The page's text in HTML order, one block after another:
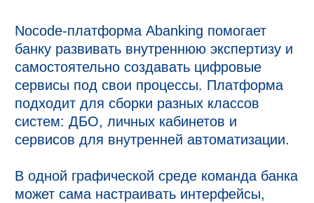
Nocode-платформа Abanking помогает
банку развивать внутреннюю экспертизу и
самостоятельно создавать цифровые
сервисы под свои процессы. Платформа
подходит для сборки разных классов
систем: ДБО, личных кабинетов и
сервисов для внутренней автоматизации.
В одной графической среде команда банка
может сама настраивать интерфейсы,